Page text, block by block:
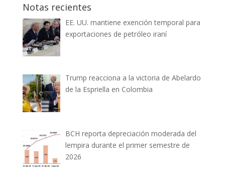
Notas recientes
EE. UU. mantiene exención temporal para
exportaciones de petróleo iraní
Trump reacciona a la victoria de Abelardo
de la Espriella en Colombia
BCH reporta depreciación moderada del
lempira durante el primer semestre de
2026